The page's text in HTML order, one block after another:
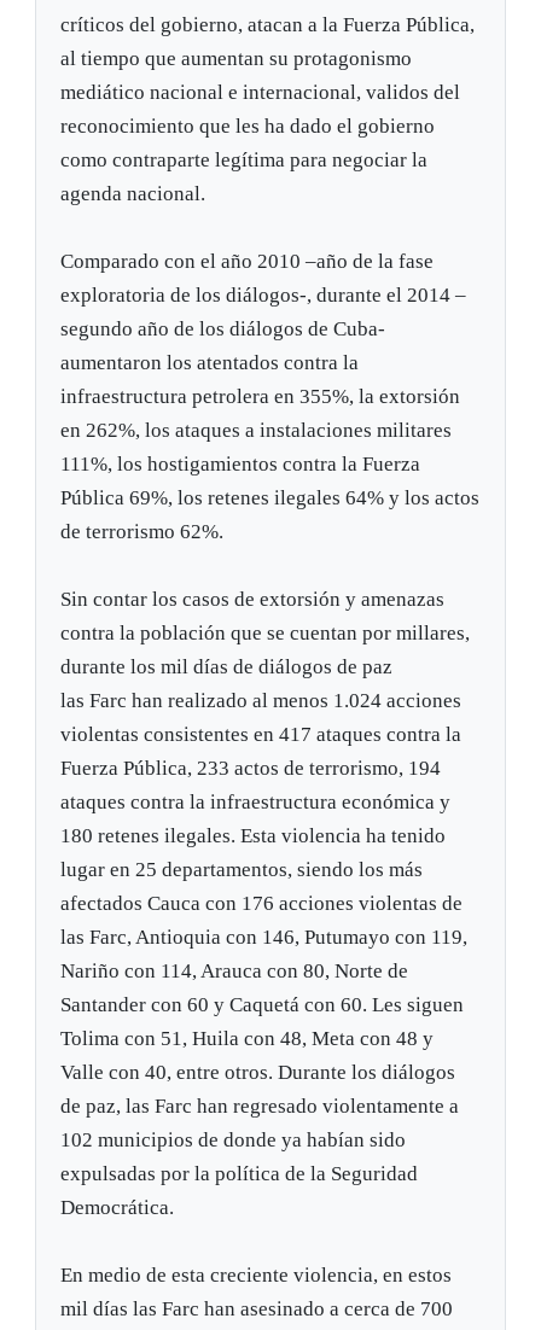
críticos del gobierno, atacan a la Fuerza Pública,
al tiempo que aumentan su protagonismo
mediático nacional e internacional, validos del
reconocimiento que les ha dado el gobierno
como contraparte legítima para negociar la
agenda nacional.
Comparado con el año 2010 –año de la fase
exploratoria de los diálogos-, durante el 2014 –
segundo año de los diálogos de Cuba-
aumentaron los atentados contra la
infraestructura petrolera en 355%, la extorsión
en 262%, los ataques a instalaciones militares
111%, los hostigamientos contra la Fuerza
Pública 69%, los retenes ilegales 64% y los actos
de terrorismo 62%.
Sin contar los casos de extorsión y amenazas
contra la población que se cuentan por millares,
durante los mil días de diálogos de paz
las Farc han realizado al menos 1.024 acciones
violentas consistentes en 417 ataques contra la
Fuerza Pública, 233 actos de terrorismo, 194
ataques contra la infraestructura económica y
180 retenes ilegales. Esta violencia ha tenido
lugar en 25 departamentos, siendo los más
afectados Cauca con 176 acciones violentas de
las Farc, Antioquia con 146, Putumayo con 119,
Nariño con 114, Arauca con 80, Norte de
Santander con 60 y Caquetá con 60. Les siguen
Tolima con 51, Huila con 48, Meta con 48 y
Valle con 40, entre otros. Durante los diálogos
de paz, las Farc han regresado violentamente a
102 municipios de donde ya habían sido
expulsadas por la política de la Seguridad
Democrática.
En medio de esta creciente violencia, en estos
mil días las Farc han asesinado a cerca de 700